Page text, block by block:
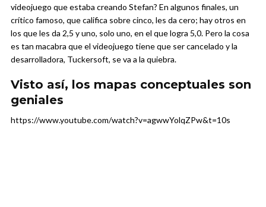
videojuego que estaba creando Stefan? En algunos finales, un
crítico famoso, que califica sobre cinco, les da cero; hay otros en
los que les da 2,5 y uno, solo uno, en el que logra 5,0. Pero la cosa
es tan macabra que el videojuego tiene que ser cancelado y la
desarrolladora, Tuckersoft, se va a la quiebra.
Visto así, los mapas conceptuales son
geniales
https://www.youtube.com/watch?v=agwwYolqZPw&t=10s